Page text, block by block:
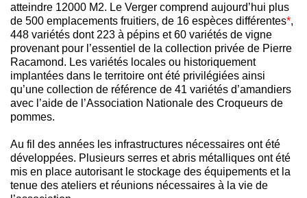
atteindre 12000 M2. Le Verger comprend aujourd’hui plus
de 500 emplacements fruitiers, de 16 espèces différentes*,
448 variétés dont 223 à pépins et 60 variétés de vigne
provenant pour l’essentiel de la collection privée de Pierre
Racamond. Les variétés locales ou historiquement
implantées dans le territoire ont été privilégiées ainsi
qu’une collection de référence de 41 variétés d’amandiers
avec l’aide de l’Association Nationale des Croqueurs de
pommes.
Au fil des années les infrastructures nécessaires ont été
développées. Plusieurs serres et abris métalliques ont été
mis en place autorisant le stockage des équipements et la
tenue des ateliers et réunions nécessaires à la vie de